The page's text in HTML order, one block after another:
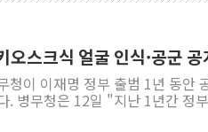
청와대,
금값 7주
[인도증
러, 1인
스크식 얼굴 인식·공군
이 이재명 정부 출범 1년 동안
. 병무청은 12일 "지난 1년간 정